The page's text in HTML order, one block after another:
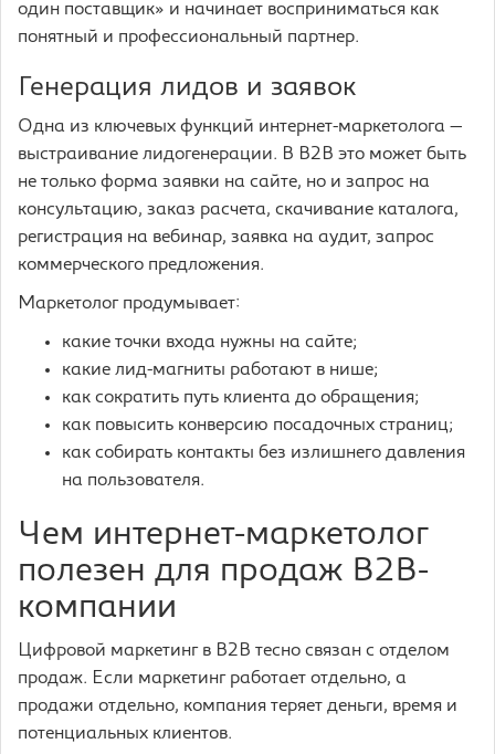
один поставщик» и начинает восприниматься как
понятный и профессиональный партнер.
Генерация лидов и заявок
Одна из ключевых функций интернет-маркетолога —
выстраивание лидогенерации. В B2B это может быть
не только форма заявки на сайте, но и запрос на
консультацию, заказ расчета, скачивание каталога,
регистрация на вебинар, заявка на аудит, запрос
коммерческого предложения.
Маркетолог продумывает:
какие точки входа нужны на сайте;
какие лид-магниты работают в нише;
как сократить путь клиента до обращения;
как повысить конверсию посадочных страниц;
как собирать контакты без излишнего давления
на пользователя.
Чем интернет-маркетолог
полезен для продаж B2B-
компании
Цифровой маркетинг в B2B тесно связан с отделом
продаж. Если маркетинг работает отдельно, а
продажи отдельно, компания теряет деньги, время и
потенциальных клиентов.